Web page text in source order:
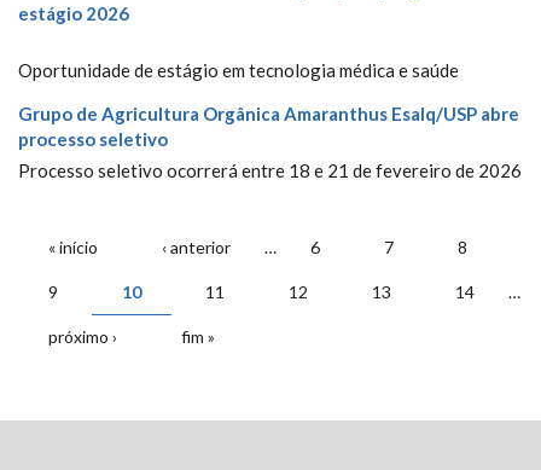
estágio 2026
Oportunidade de estágio em tecnologia médica e saúde
Grupo de Agricultura Orgânica Amaranthus Esalq/USP abre
processo seletivo
Processo seletivo ocorrerá entre 18 e 21 de fevereiro de 2026
PÁGINAS
« início ‹ anterior … 6 7 8
9 10 11 12 13 14 …
próximo › fim »